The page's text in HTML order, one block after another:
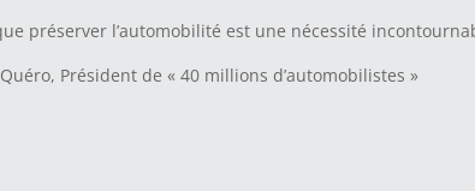
préserver l’automobilité est une nécessité
Président de « 40 millions d’automobilistes »